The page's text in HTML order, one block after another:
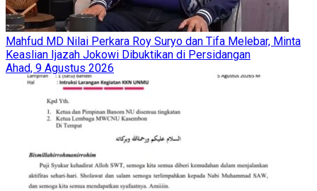
Mahfud MD Nilai Perkara Roy Suryo dan Tifa Melebar, Minta
Keaslian Ijazah Jokowi Dibuktikan di Persidangan
Ahad, 9 Agustus 2026